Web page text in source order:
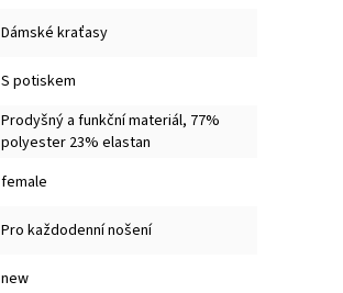
Dámské kraťasy
S potiskem
Prodyšný a funkční materiál, 77%
polyester 23% elastan
female
Pro každodenní nošení
new